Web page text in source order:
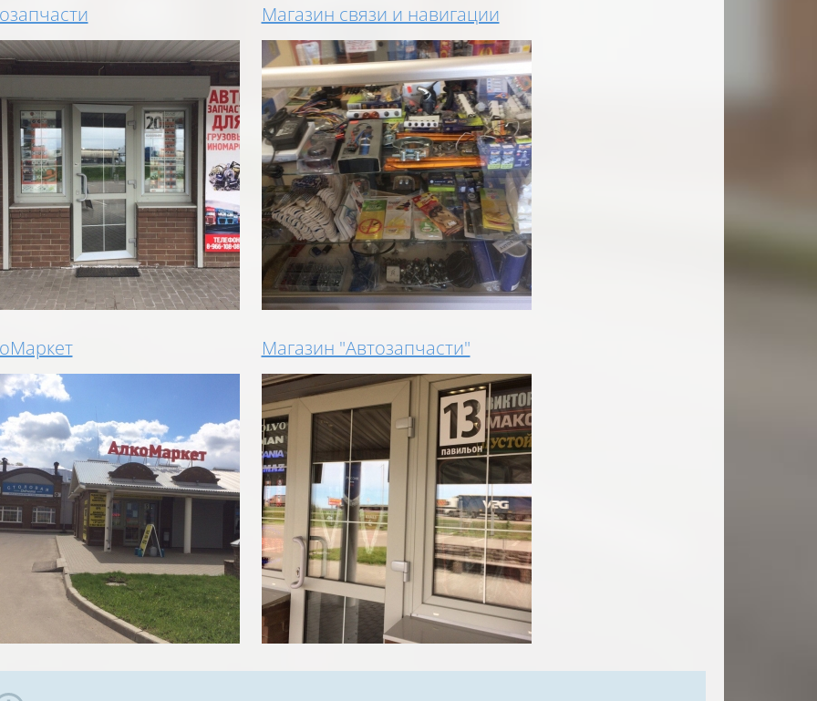
Магазин связи и навигации
Магазин "Автозапчасти"